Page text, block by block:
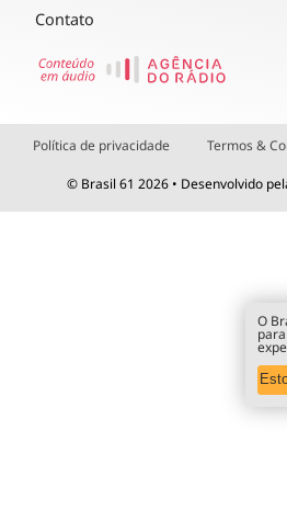
Contato
Política de privacidade Termos &
© Brasil 61 2026 • Desenvolvido
O